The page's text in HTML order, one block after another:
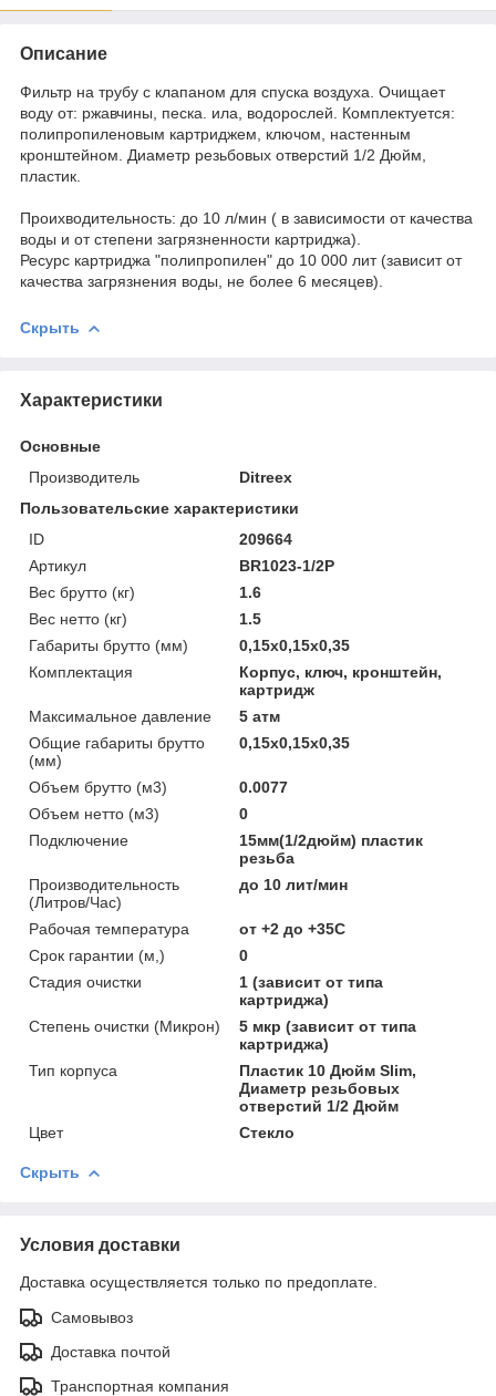
Описание
Фильтр на трубу с клапаном для спуска воздуха. Очищает
воду от: ржавчины, песка. ила, водорослей. Комплектуется:
полипропиленовым картриджем, ключом, настенным
кронштейном. Диаметр резьбовых отверстий 1/2 Дюйм,
пластик.
Проихводительность: до 10 л/мин ( в зависимости от качества
воды и от степени загрязненности картриджа).
Ресурс картриджа "полипропилен" до 10 000 лит (зависит от
качества загрязнения воды, не более 6 месяцев).
Скрыть
Характеристики
Основные
Производитель
Ditreex
Пользовательские характеристики
ID
209664
Артикул
BR1023-1/2P
Вес брутто (кг)
1.6
Вес нетто (кг)
1.5
Габариты брутто (мм)
0,15x0,15x0,35
Комплектация
Корпус, ключ, кронштейн,
картридж
Максимальное давление
5 атм
Общие габариты брутто
(мм)
0,15x0,15x0,35
Объем брутто (м3)
0.0077
Объем нетто (м3)
0
Подключение
15мм(1/2дюйм) пластик
резьба
Производительность
(Литров/Час)
до 10 лит/мин
Рабочая температура
от +2 до +35С
Срок гарантии (м,)
0
Стадия очистки
1 (зависит от типа
картриджа)
Степень очистки (Микрон)
5 мкр (зависит от типа
картриджа)
Тип корпуса
Пластик 10 Дюйм Slim,
Диаметр резьбовых
отверстий 1/2 Дюйм
Цвет
Стекло
Скрыть
Условия доставки
Доставка осуществляется только по предоплате.
Самовывоз
Доставка почтой
Транспортная компания